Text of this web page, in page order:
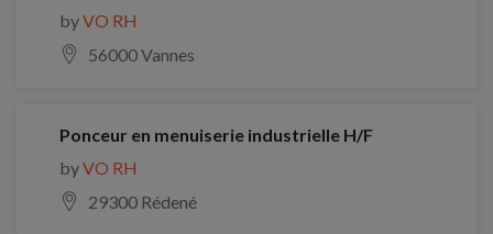
byVO RH
56000 Vannes
Ponceur en menuiserie industrielle H/F
byVO RH
29300 Rédené